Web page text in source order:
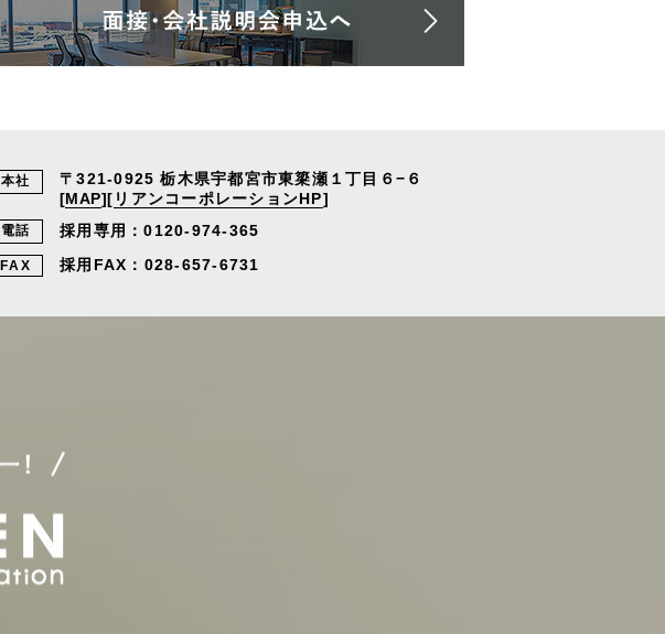
本社 〒321-0925 栃木県宇都宮市東簗瀬１丁目６−６
[MAP][ リアンコーポレーションHP]
電話 採用専用：0120-974-365
FAX 採用FAX：028-657-6731